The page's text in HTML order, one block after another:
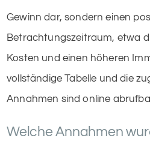
Gewinn dar, sondern einen
Betrachtungszeitraum, etwa
Kosten und einen höheren
vollständige Tabelle und die
Annahmen sind online
Welche Annahmen